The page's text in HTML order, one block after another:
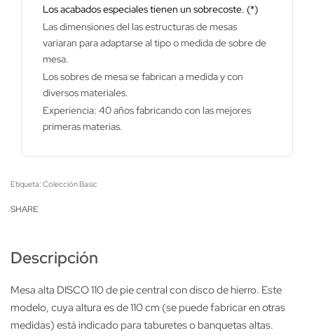
Los acabados especiales tienen un sobrecoste. (*)
Las dimensiones del las estructuras de mesas
variaran para adaptarse al tipo o medida de sobre de
mesa.
Los sobres de mesa se fabrican a medida y con
diversos materiales.
Experiencia: 40 años fabricando con las mejores
primeras materias.
Etiqueta: Colección Basic
SHARE
Descripción
Mesa alta DISCO 110 de pie central con disco de hierro. Este
modelo, cuya altura es de 110 cm (se puede fabricar en otras
medidas) está indicado para taburetes o banquetas altas.